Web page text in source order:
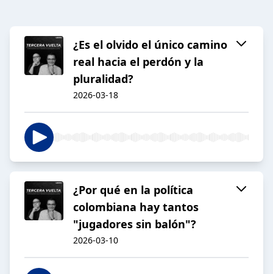
¿Es el olvido el único camino
real hacia el perdón y la
pluralidad?
2026-03-18
¿Por qué en la política
colombiana hay tantos
"jugadores sin balón"?
2026-03-10